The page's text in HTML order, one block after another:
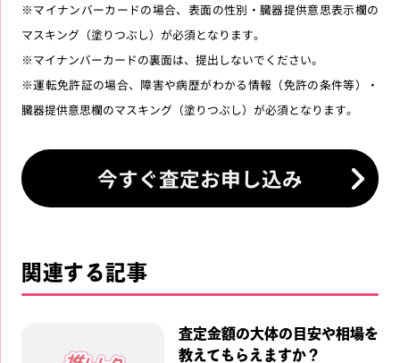
※マイナンバーカードの場合、表面の性別・臓器提供意思表示欄の
マスキング（塗りつぶし）が必須となります。
※マイナンバーカードの裏面は、提出しないでください。
※運転免許証の場合、障害や病歴がわかる情報（免許の条件等）・
臓器提供意思欄のマスキング（塗りつぶし）が必須となります。
今すぐ査定お申し込み
関連する記事
査定金額の大体の目安や相場を
教えてもらえますか？